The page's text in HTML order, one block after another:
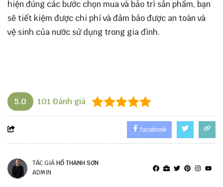
hiện đúng các bước chọn mua và bảo trì sản phẩm, bạn
sẽ tiết kiệm được chi phí và đảm bảo được an toàn và
vệ sinh của nước sử dụng trong gia đình.
5.0 101 Đánh giá
facebook
TÁC GIẢHỒ THANH SƠN
ADMIN